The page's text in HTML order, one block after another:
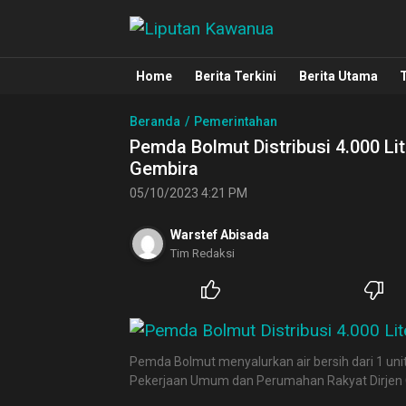
Liputan Kawanua
Berita Manado, Sulawesi Utara,
Home Berita Terkini Berita Utama
Beranda Pemerintahan
Pemda Bolmut Distribusi 4.000
Gembira
05/10/2023 4:21 PM
Warstef Abisada
Tim Redaksi
Pemda Bolmut menyalurkan air bersih dari 1
Pekerjaan Umum dan Perumahan Rakyat Dirjen